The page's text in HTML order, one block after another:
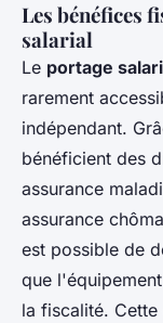
Les bénéfices
salarial
Le portage
rarement
indépendant.
bénéficient des
assurance
assurance
est possible de
que
la fiscalité.